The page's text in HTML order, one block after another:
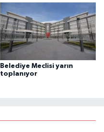
Belediye Meclisi yarın
toplanıyor